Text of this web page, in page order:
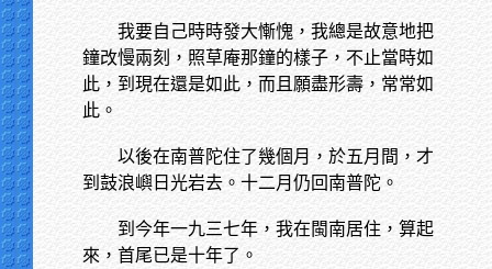
我要自己時時發大慚愧，我總是故意地把
鐘改慢兩刻，照草庵那鐘的樣子，不止當時如
此，到現在還是如此，而且願盡形壽，常常如
此。
以後在南普陀住了幾個月，於五月間，才
到鼓浪嶼日光岩去。十二月仍回南普陀。
到今年一九三七年，我在閩南居住，算起
來，首尾已是十年了。